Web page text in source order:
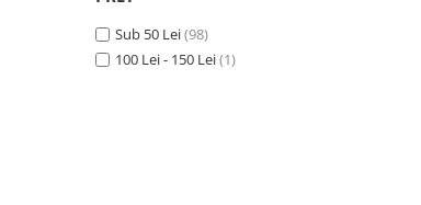
MUSAMA, LINOLEUM
Sub 50 Lei(98)
100 Lei - 150 Lei(1)